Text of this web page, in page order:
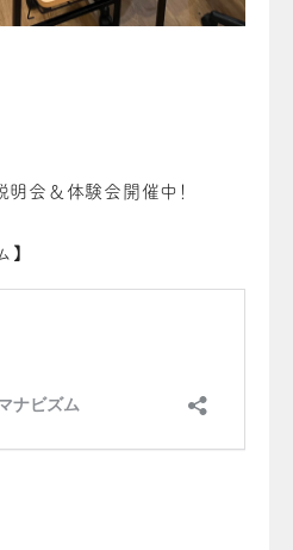
会＆体験会開催中！